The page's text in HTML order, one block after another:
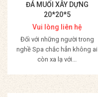
ĐÁ MUỐI XÂY DỰNG
20*20*5
Vui lòng liên hệ
Đối với những người trong
nghề Spa chắc hẳn không ai
còn xa lạ với...
Mua Hàng